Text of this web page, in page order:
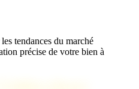
tendances du marché
précise de votre bien à